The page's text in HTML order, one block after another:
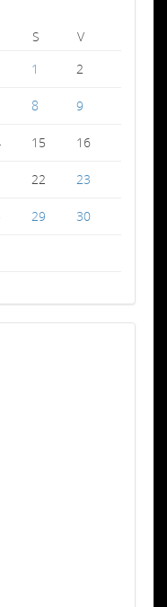
S
V
1
2
8 9
15 16
22 23
29 30